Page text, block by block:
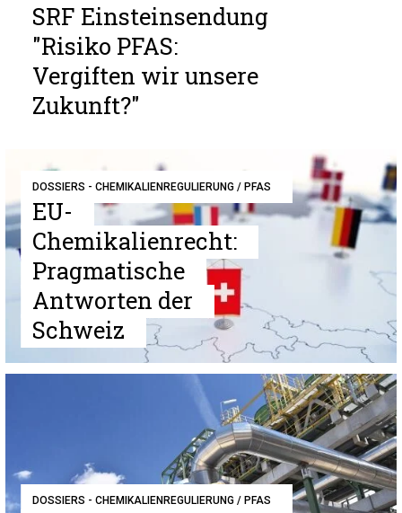
SRF Einsteinsendung
"Risiko PFAS:
Vergiften wir unsere
Zukunft?"
DOSSIERS - CHEMIKALIENREGULIERUNG / PFAS
EU-
Chemikalienrecht:
Pragmatische
Antworten der
Schweiz
DOSSIERS - CHEMIKALIENREGULIERUNG / PFAS